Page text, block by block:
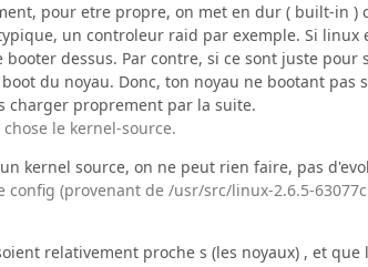
pour etre propre, on met en dur ( built-in )
un controleur raid par exemple. Si
dessus. Par contre, si ce sont juste
du noyau. Donc, ton noyau ne bootant
charger proprement par la suite.
le kernel-source.
un kernel source, on ne peut rien faire, pas
config (provenant de /usr/src/linux-2.6.5-
relativement proche s (les noyaux) , et